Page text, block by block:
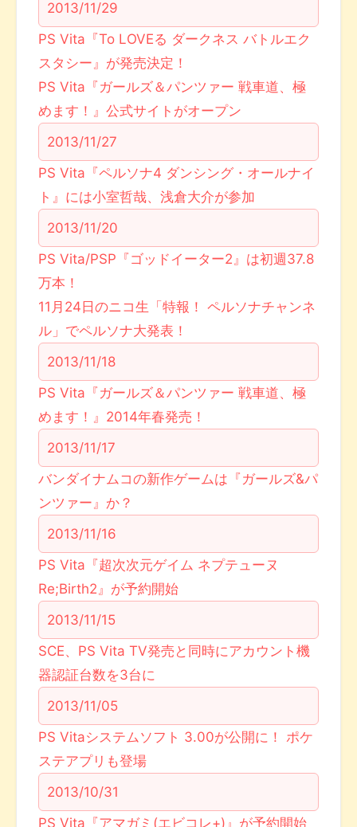
2013/11/29
PS Vita『To LOVEる ダークネス バトルエク
スタシー』が発売決定！
PS Vita『ガールズ＆パンツァー 戦車道、極
めます！』公式サイトがオープン
2013/11/27
PS Vita『ペルソナ4 ダンシング・オールナイ
ト』には小室哲哉、浅倉大介が参加
2013/11/20
PS Vita/PSP『ゴッドイーター2』は初週37.8
万本！
11月24日のニコ生「特報！ ペルソナチャンネ
ル」でペルソナ大発表！
2013/11/18
PS Vita『ガールズ＆パンツァー 戦車道、極
めます！』2014年春発売！
2013/11/17
バンダイナムコの新作ゲームは『ガールズ&パ
ンツァー』か？
2013/11/16
PS Vita『超次次元ゲイム ネプテューヌ
Re;Birth2』が予約開始
2013/11/15
SCE、PS Vita TV発売と同時にアカウント機
器認証台数を3台に
2013/11/05
PS Vitaシステムソフト 3.00が公開に！ ポケ
ステアプリも登場
2013/10/31
PS Vita『アマガミ(エビコレ+)』が予約開始